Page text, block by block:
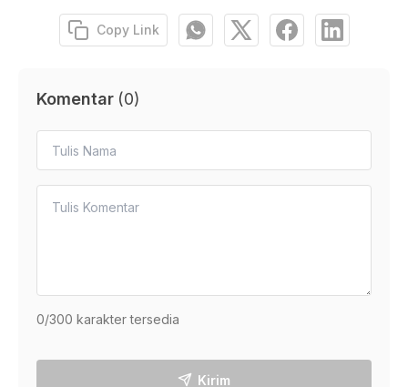
Copy Link
Komentar (0)
0/300 karakter tersedia
Kirim